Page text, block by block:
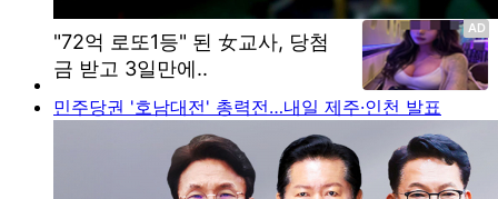
민주당권 '호남대전' 총력전…내일 제주·인천 발표